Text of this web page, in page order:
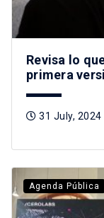
Revisa lo
primera
31 July, 2024
Agenda Pública